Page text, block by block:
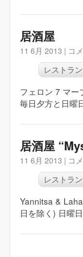
居酒屋
11 6月 2013 | コ
レストラン
フェロン 7 マ
毎日夕方と日曜
居酒屋
11 6月 2013 | コ
レストラン
Yannitsa &
日を除く) 日曜